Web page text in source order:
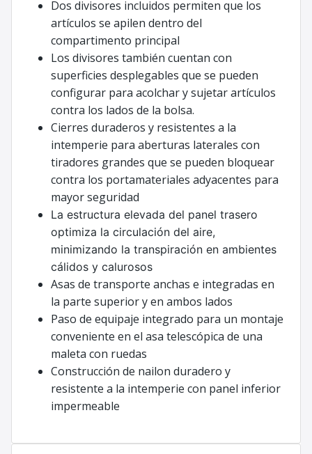
Dos divisores incluidos permiten que los
artículos se apilen dentro del
compartimento principal
Los divisores también cuentan con
superficies desplegables que se pueden
configurar para acolchar y sujetar artículos
contra los lados de la bolsa.
Cierres duraderos y resistentes a la
intemperie para aberturas laterales con
tiradores grandes que se pueden bloquear
contra los portamateriales adyacentes para
mayor seguridad
La estructura elevada del panel trasero
optimiza la circulación del aire,
minimizando la transpiración en ambientes
cálidos y calurosos
Asas de transporte anchas e integradas en
la parte superior y en ambos lados
Paso de equipaje integrado para un montaje
conveniente en el asa telescópica de una
maleta con ruedas
Construcción de nailon duradero y
resistente a la intemperie con panel inferior
impermeable